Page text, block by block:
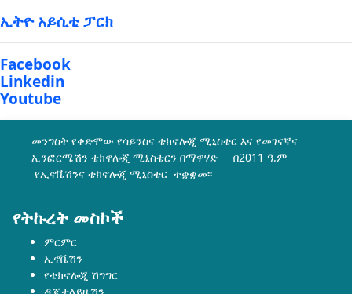
ኢትዮ አይሲቲ ፓርክ
Facebook
Linkedin
Youtube
መንግስት የቀድሞው የሳይንስና ቴክኖሎጂ ሚኒስቴር እና የመገናኛና
ኢንፎርሜሽን ቴክኖሎጂ ሚኒስቴርን በማዋሃድ በ2011 ዓ.ም
የኢኖቬሽንና ቴክኖሎጂ ሚኒስቴር ተቋቋመ፡፡
የትኩረት መስኮች
ምርምር
ኢኖቬሽን
የቴክኖሎጂ ሽግግር